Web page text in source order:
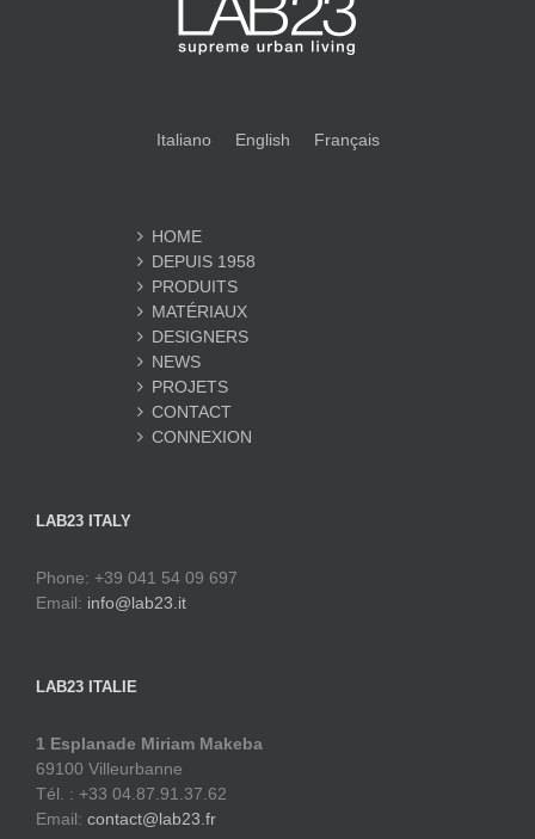
Italiano English Français
HOME
DEPUIS 1958
PRODUITS
MATÉRIAUX
DESIGNERS
NEWS
PROJETS
CONTACT
CONNEXION
LAB23 ITALY
Phone: +39 041 54 09 697
Email: info@lab23.it
LAB23 ITALIE
1 Esplanade Miriam Makeba
69100 Villeurbanne
Tél. : +33 04.87.91.37.62
Email: contact@lab23.fr